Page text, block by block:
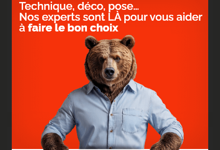
> PARQUET EN CHÊNE POINT DE HONGRIE -
Le parquet devient le fil conducteur entre l'élégance d'hier et la
modernité d'aujourd'hui.